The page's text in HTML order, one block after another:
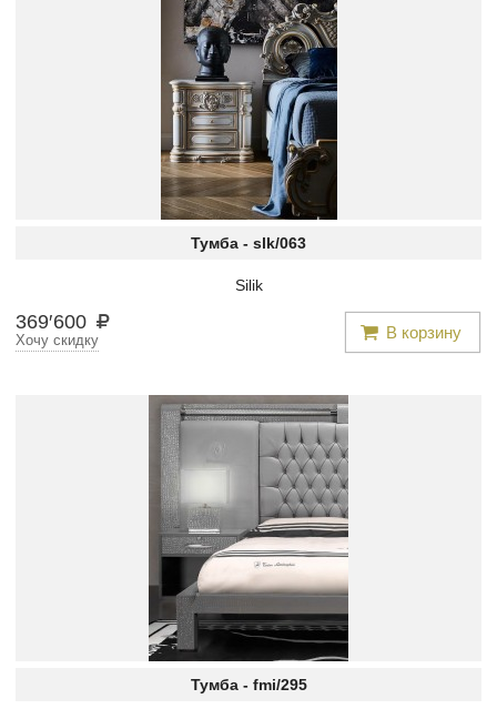
Тумба - slk/063
Silik
369′600 В корзину
Хочу скидку
Тумба - fmi/295